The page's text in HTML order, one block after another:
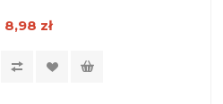
8,98 zł